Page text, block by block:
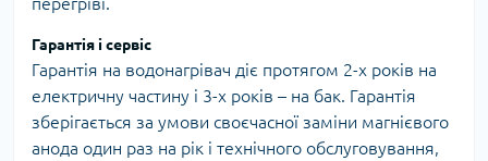
Гарантія і сервіс
Гарантія на водонагрівач діє протягом 2-х років на
електричну частину і 3-х років – на бак. Гарантія
зберігається за умови своєчасної заміни магнієвого
анода один раз на рік і технічного обслуговування,